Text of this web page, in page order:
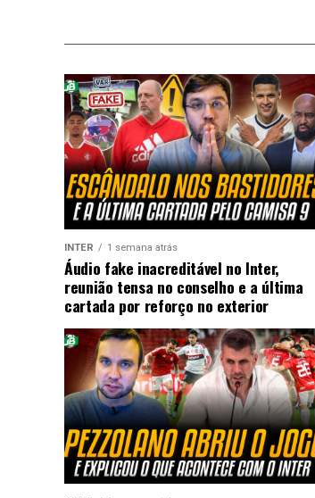
INTER 1 semana atrás
Áudio fake inacreditável no Inter,
reunião tensa no conselho e a última
cartada por reforço no exterior